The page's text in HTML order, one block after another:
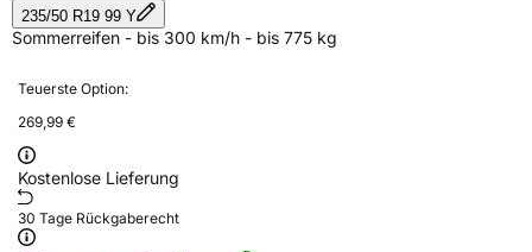
235/50 R19 99 Y
Sommerreifen - bis 300 km/h - bis 775 kg
Teuerste Option:
269,99 €
Kostenlose Lieferung
30 Tage Rückgaberecht